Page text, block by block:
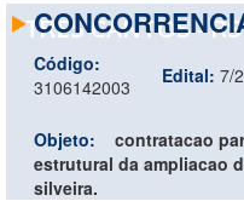
TRES CANTOS - RS
Código:
3106142003
Edital: 7/
Objeto:
contratacao
estrutural da ampliacao
silveira.